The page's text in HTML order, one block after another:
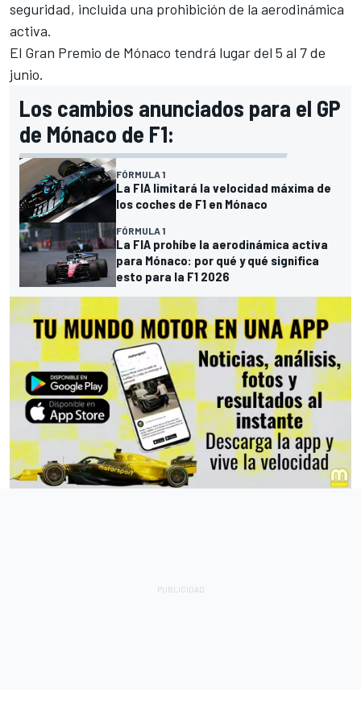
seguridad, incluida una prohibición de la aerodinámica
activa.
El Gran Premio de Mónaco tendrá lugar del 5 al 7 de
junio.
Los cambios anunciados para el GP
de Mónaco de F1:
FÓRMULA 1
La FIA limitará la velocidad máxima de
los coches de F1 en Mónaco
FÓRMULA 1
La FIA prohíbe la aerodinámica activa
para Mónaco: por qué y qué significa
esto para la F1 2026